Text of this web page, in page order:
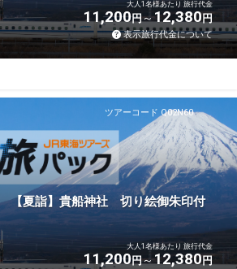
大人1名様あたり 旅行代金
11,200円 12,380円
表示旅行代金について
ツアーコード Q02N60
夏詣】貴船神社 切り絵御朱印付
大人1名様あたり 旅行代金
11,200円 12,380円